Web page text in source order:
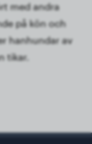
med andra
på kön och
hanhundar av
tikar.